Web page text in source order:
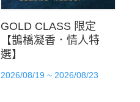
GOLD CLASS 限定
【鵲橋凝香．情人特
選】
2026/08/19 ~ 2026/08/23